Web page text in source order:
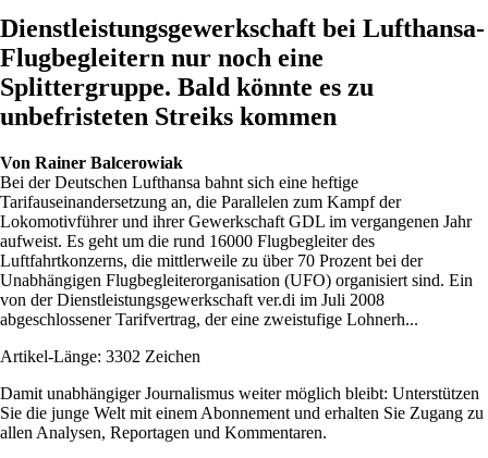
Dienstleistungsgewerkschaft bei Lufthansa-
Flugbegleitern nur noch eine
Splittergruppe. Bald ­könnte es zu
unbefristeten Streiks kommen
Von Rainer Balcerowiak
Bei der Deutschen Lufthansa bahnt sich eine heftige
Tarifauseinandersetzung an, die Parallelen zum Kampf der
Lokomotivführer und ihrer Gewerkschaft GDL im vergangenen Jahr
aufweist. Es geht um die rund 16000 Flugbegleiter des
Luftfahrtkonzerns, die mittlerweile zu über 70 Prozent bei der
Unabhängigen Flugbegleiterorganisation (UFO) organisiert sind. Ein
von der Dienstleistungsgewerkschaft ver.di im Juli 2008
abgeschlossener Tarifvertrag, der eine zweistufige Lohnerh...
Artikel-Länge: 3302 Zeichen
Damit unabhängiger Journalismus weiter möglich bleibt: Unterstützen
Sie die junge Welt mit einem Abonnement und erhalten Sie Zugang zu
allen Analysen, Reportagen und Kommentaren.